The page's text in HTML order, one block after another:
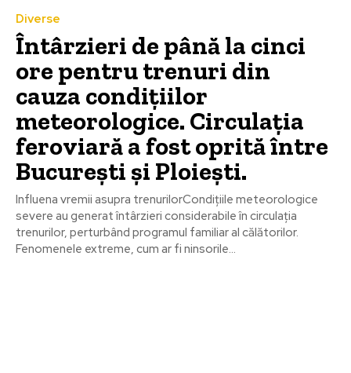
Diverse
Întârzieri de până la cinci
ore pentru trenuri din
cauza condițiilor
meteorologice. Circulația
feroviară a fost oprită între
București și Ploiești.
Influena vremii asupra trenurilorCondițiile meteorologice
severe au generat întârzieri considerabile în circulația
trenurilor, perturbând programul familiar al călătorilor.
Fenomenele extreme, cum ar fi ninsorile...